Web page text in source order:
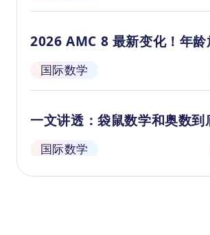
2026 AMC 8 最新变化！年
岁！
国际数学
一文讲透：袋鼠数学和奥数到
别？别再盲目给娃报竞赛！
国际数学